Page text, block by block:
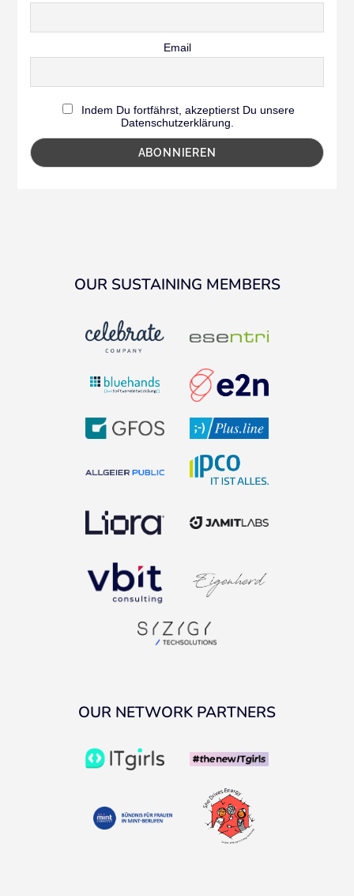
Email
Indem Du fortfährst, akzeptierst Du unsere
Datenschutzerklärung.
OUR SUSTAINING MEMBERS
OUR NETWORK PARTNERS